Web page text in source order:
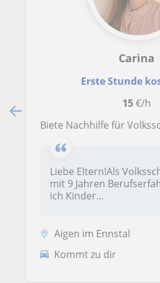
Carina
Erste Stunde
15€/h
Biete Nachhilfe für Volksschulkinder an- gerne
Liebe Eltern!Als
mit 9 Jahren
ich Kinder...
Aigen im Ennstal
Kommt zu dir